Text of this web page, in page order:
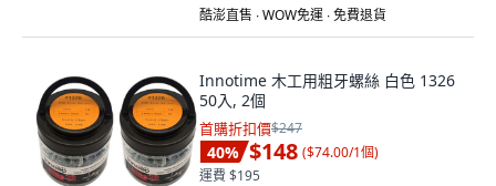
酷澎直售 ∙ WOW免運 ∙ 免費退貨
Innotime 木工用粗牙螺絲 白色 1326
50入, 2個
首購折扣價$247
40% $148 ($74.00/1個)
運費 $195